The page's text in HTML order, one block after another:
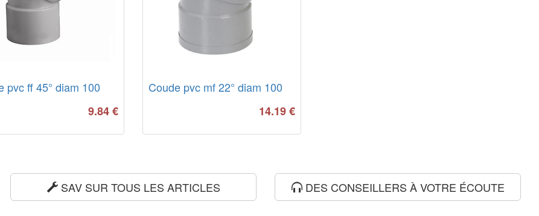
pvc ff 45° diam 100
9.84€
Coude pvc mf 22° diam 100
14.19 €
SAV SUR TOUS LES ARTICLES DES CONSEILLERS À VOTRE ÉCOUTE